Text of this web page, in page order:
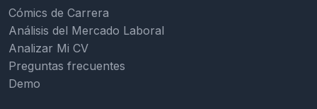
Cómics de Carrera
Análisis del Mercado Laboral
Analizar Mi CV
Preguntas frecuentes
Demo